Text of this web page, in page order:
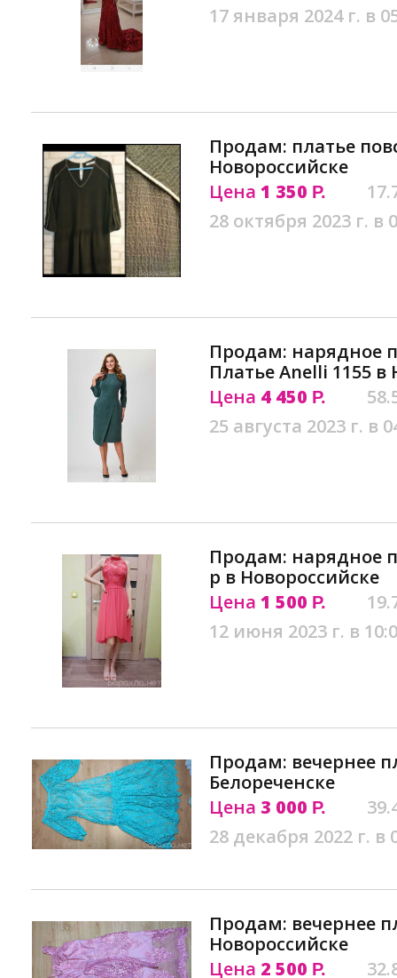
17 января 2024 г. в
Продам: платье
Новороссийске
Цена 1 350 Р.
28 октября 2023 г. в
Продам: нарядное
Платье Anelli 1155 в
Цена 4 450 Р.
25 августа 2023 г. в
Продам: нарядное
р в Новороссийске
Цена 1 500 Р.
12 июня 2023 г. в
Продам: вечернее
Белореченске
Цена 3 000 Р.
28 декабря 2022 г. в
Продам: вечернее
Новороссийске
Цена 2 500 Р.